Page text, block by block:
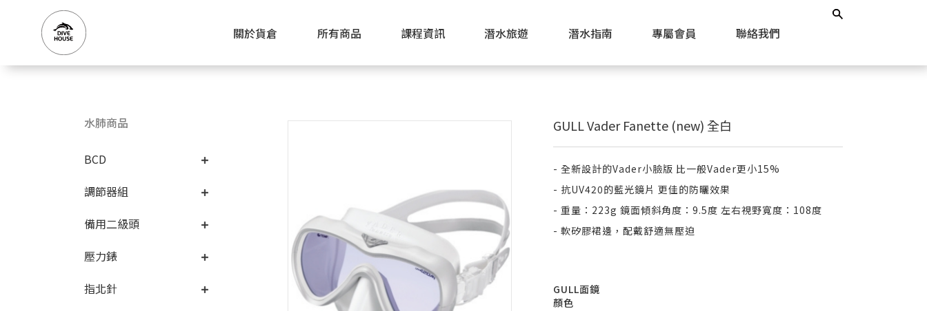
關於貨倉 所有商品 課程資訊 潛水旅遊 潛水指南 專屬會員 聯絡我們
水肺商品
BCD
調節器組
備用二級頭
壓力錶
指北針
GULL Vader Fanette (new) 全白
- 全新設計的Vader小臉版 比一般Vader更小15%
- 抗UV420的藍光鏡片 更佳的防曬效果
- 重量：223g 鏡面傾斜角度：9.5度 左右視野寬度：108度
- 軟矽膠裙邊，配戴舒適無壓迫
GULL面鏡
顏色